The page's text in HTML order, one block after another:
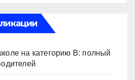
на категорию В: полный